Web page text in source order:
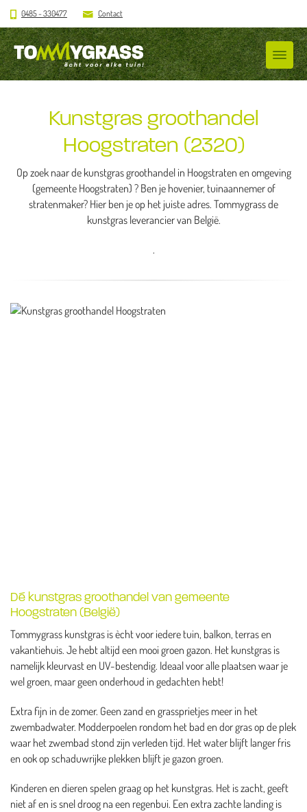
0485 - 330477 Contact
Kunstgras groothandel
Hoogstraten (2320)
Op zoek naar de kunstgras groothandel in Hoogstraten en omgeving
(gemeente Hoogstraten) ? Ben je hovenier, tuinaannemer of
stratenmaker? Hier ben je op het juiste adres. Tommygrass de
kunstgras leverancier van België.
.
Dé kunstgras groothandel van gemeente
Hoogstraten (België)
Tommygrass kunstgras is ècht voor iedere tuin, balkon, terras en
vakantiehuis. Je hebt altijd een mooi groen gazon. Het kunstgras is
namelijk kleurvast en UV-bestendig. Ideaal voor alle plaatsen waar je
wel groen, maar geen onderhoud in gedachten hebt!
Extra fijn in de zomer. Geen zand en grassprietjes meer in het
zwembadwater. Modderpoelen rondom het bad en dor gras op de plek
waar het zwembad stond zijn verleden tijd. Het water blijft langer fris
en ook op schaduwrijke plekken blijft je gazon groen.
Kinderen en dieren spelen graag op het kunstgras. Het is zacht, geeft
niet af en is snel droog na een regenbui. Een extra zachte landing is